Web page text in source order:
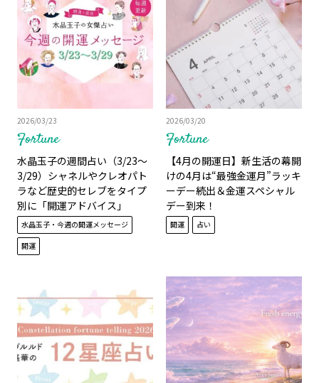
Fortune
2026/03/23
水晶玉子の週間占い（3/23～
3/29）シャネルやクレオパト
ラなど歴史的セレブをタイプ
別に「開運アドバイス」
水晶玉子・今週の開運メッセージ
開運
Fortune
2026/03/20
【4月の開運日】新生活の幕開
けの4月は“最強金運月”ラッキ
ーデー続出＆金運スペシャル
デー到来！
開運 占い